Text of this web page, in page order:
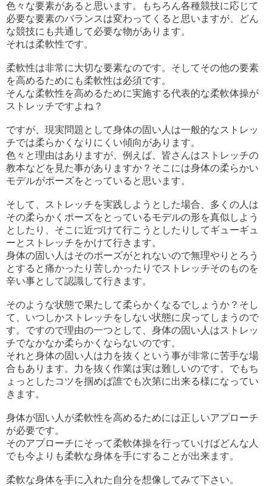
色々な要素があると思います。もちろん各種競技に応じて
必要な要素のバランスは変わってくると思いますが、どん
な競技にも共通して必要な物があります。
それは柔軟性です。
柔軟性は非常に大切な要素なのです。そしてその他の要素
を高めるためにも柔軟性は必須です。
そんな柔軟性を高めるために実施する代表的な柔軟体操が
ストレッチですよね？
ですが、現実問題として身体の固い人は一般的なストレッ
チでは柔らかくなりにくい傾向があります。
色々と理由はありますが、例えば、皆さんはストレッチの
教本などを見た事がありますか？そこには身体の柔らかい
モデルがポーズをとっていると思います。
そして、ストレッチを実践しようとした場合、多くの人は
その柔らかくポーズをとっているモデルの形を真似しよう
としたり、そこに近づけて行こうとしたりしてギューギュ
ーとストレッチをかけて行きます。
身体の固い人はそのポーズがとれないので無理やりとろう
とすると痛かったり苦しかったりでストレッチそのものを
辛い事として認識して行きます。
そのような状態で果たして柔らかくなるでしょうか？そし
て、いつしかストレッチをしない状態に戻ってしまうので
す。ですので理由の一つとして、身体の固い人はストレッ
チでなかなか柔らかくならないのです。
それと身体の固い人は力を抜くという事が非常に苦手な場
合もあります。力を抜く作業は実は難しいのです。でもち
ょっとしたコツを掴めば誰でも次第に出来る様になってい
きます。
身体が固い人が柔軟性を高めるためには正しいアプローチ
が必要です。
そのアプローチにそって柔軟体操を行っていけばどんな人
でも今よりも柔軟な身体を手にすることが出来ます。
柔軟な身体を手に入れた自分を想像してみて下さい。